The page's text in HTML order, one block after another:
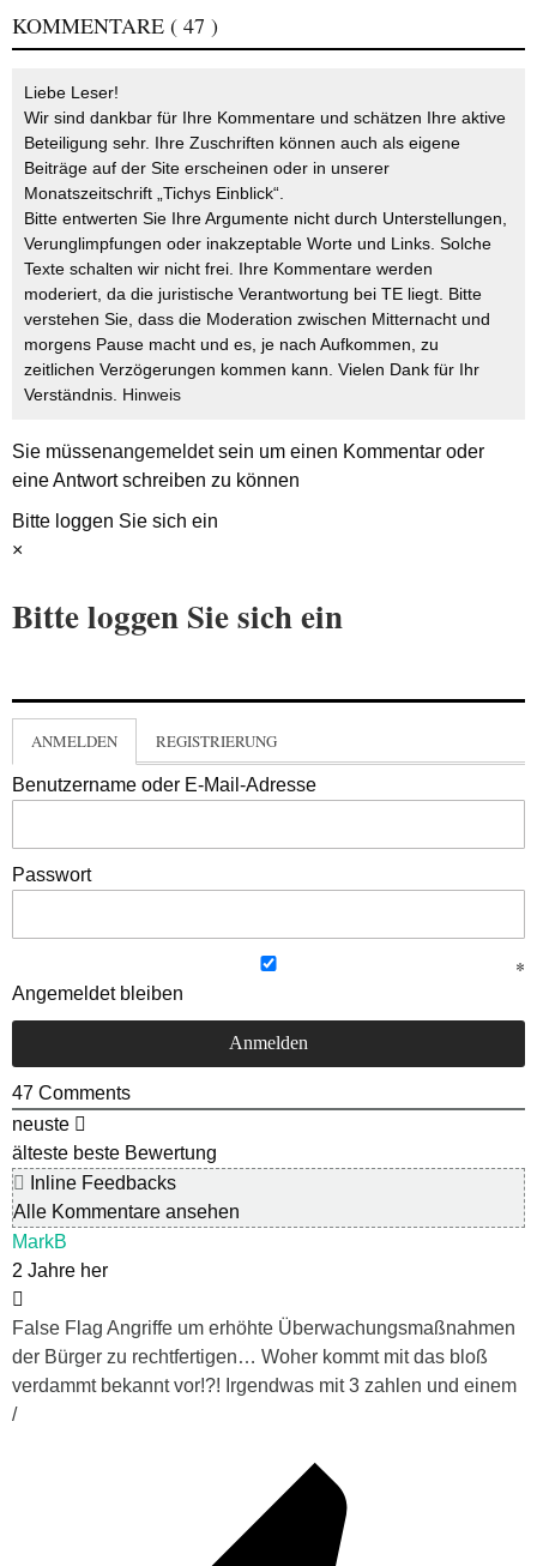
KOMMENTARE ( 47 )
Liebe Leser!
Wir sind dankbar für Ihre Kommentare und schätzen Ihre aktive
Beteiligung sehr. Ihre Zuschriften können auch als eigene
Beiträge auf der Site erscheinen oder in unserer
Monatszeitschrift „Tichys Einblick“.
Bitte entwerten Sie Ihre Argumente nicht durch Unterstellungen,
Verunglimpfungen oder inakzeptable Worte und Links. Solche
Texte schalten wir nicht frei. Ihre Kommentare werden
moderiert, da die juristische Verantwortung bei TE liegt. Bitte
verstehen Sie, dass die Moderation zwischen Mitternacht und
morgens Pause macht und es, je nach Aufkommen, zu
zeitlichen Verzögerungen kommen kann. Vielen Dank für Ihr
Verständnis. Hinweis
Sie müssenangemeldetsein um einen Kommentar oder
eine Antwort schreiben zu können
Bitte loggen Sie sich ein
×
Bitte loggen Sie sich ein
ANMELDEN REGISTRIERUNG
Benutzername oder E-Mail-Adresse
Passwort
Angemeldet bleiben
47 Comments
neuste
älteste beste Bewertung
Inline Feedbacks
Alle Kommentare ansehen
MarkB
2 Jahre her
False Flag Angriffe um erhöhte Überwachungsmaßnahmen
der Bürger zu rechtfertigen… Woher kommt mit das bloß
verdammt bekannt vor!?! Irgendwas mit 3 zahlen und einem
/